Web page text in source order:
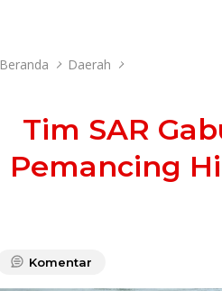
Beranda Daerah
Tim SAR
Pemancing
Komentar